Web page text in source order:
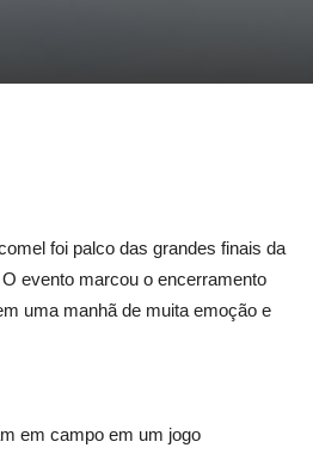
foi palco das grandes finais da
evento marcou o encerramento
uma manhã de muita emoção e
em campo em um jogo